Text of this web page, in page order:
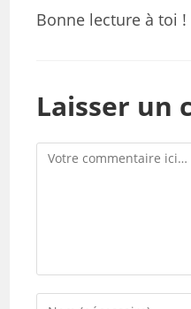
Bonne lecture à toi !
Laisser un